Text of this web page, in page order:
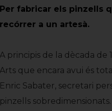
Per fabricar els pinzells
recórrer a un artesà.
A principis de la dècada de
Arts que encara avui és
Enric Sabater, secretari
pinzells